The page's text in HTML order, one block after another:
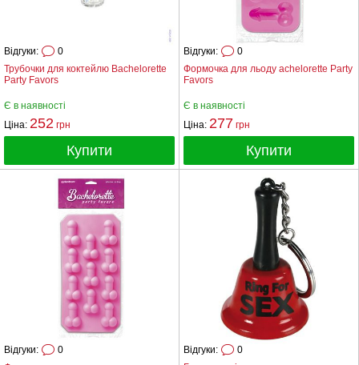
Трубочки для коктейлю Bachelorette
Party Favors
Відгуки: 0
Є в наявності
Ціна: 252 грн
Купити
Формочка для льоду achelorette Party
Favors
Відгуки: 0
Є в наявності
Ціна: 277 грн
Купити
Відгуки:
0
Відгуки: 0